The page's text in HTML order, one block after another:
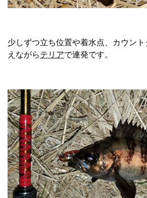
少しずつ立ち位置や着水点、カウン
えながらテリアで連発です。